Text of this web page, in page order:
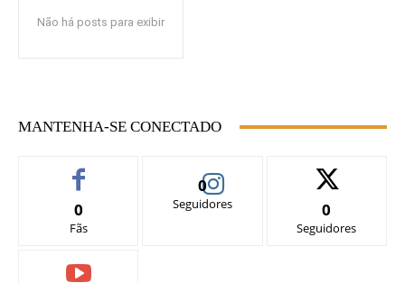
Não há posts para exibir
MANTENHA-SE CONECTADO
0
Fãs
0
Seguidores 0
Seguidores